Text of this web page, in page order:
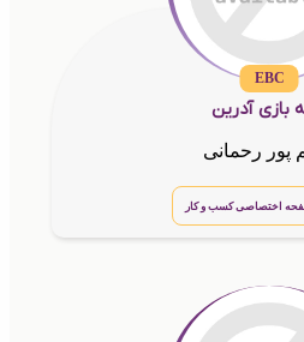
EBC
بازی آدرین
پور رحمانی
اختصاصی کسب و کار